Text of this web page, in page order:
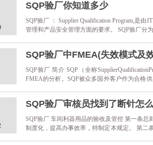
SQP验厂你知道多少
SQP验厂 ： Supplier Qualification Program,是
管理和产品安全管理方面的要求。 SQP验厂分
SQP验厂中FMEA(失效模式及
SQP验厂 简介 SQP（全称
FMEA的分析。SQP被众多国外客户作为合格
SQP验厂审核员找到了断针怎
SQP验厂 车间利器用品的验收及管控 第一条
制度化，提高办事效率，特制定本规定。 第二